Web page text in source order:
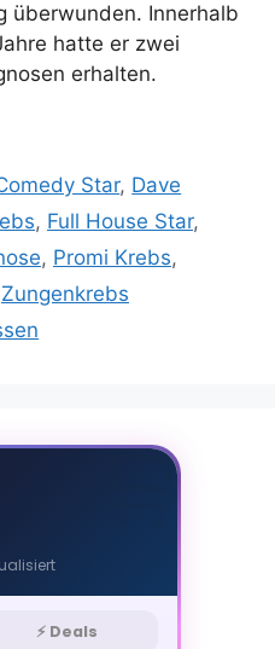
überwunden. Innerhalb
hatte er zwei
erhalten.
Star, Dave
, Full House Star,
, Promi Krebs,
Zungenkrebs
🛒
⚡ Deals